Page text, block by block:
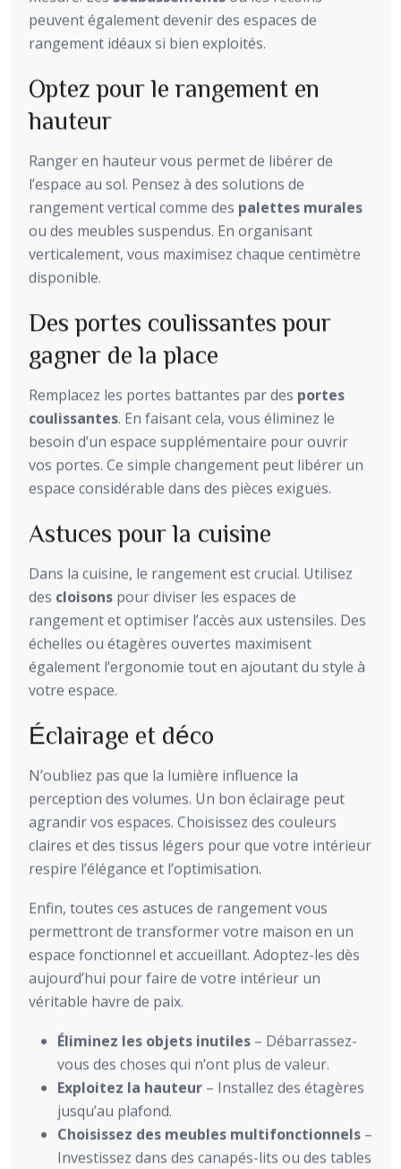
peuvent également devenir des espaces de
rangement idéaux si bien exploités.
Optez pour le rangement en
hauteur
Ranger en hauteur vous permet de libérer de
l’espace au sol. Pensez à des solutions de
rangement vertical comme des palettes murales
ou des meubles suspendus. En organisant
verticalement, vous maximisez chaque centimètre
disponible.
Des portes coulissantes pour
gagner de la place
Remplacez les portes battantes par des portes
coulissantes. En faisant cela, vous éliminez le
besoin d’un espace supplémentaire pour ouvrir
vos portes. Ce simple changement peut libérer un
espace considérable dans des pièces exiguës.
Astuces pour la cuisine
Dans la cuisine, le rangement est crucial. Utilisez
des cloisons pour diviser les espaces de
rangement et optimiser l’accès aux ustensiles. Des
échelles ou étagères ouvertes maximisent
également l’ergonomie tout en ajoutant du style à
votre espace.
Éclairage et déco
N’oubliez pas que la lumière influence la
perception des volumes. Un bon éclairage peut
agrandir vos espaces. Choisissez des couleurs
claires et des tissus légers pour que votre intérieur
respire l’élégance et l’optimisation.
Enfin, toutes ces astuces de rangement vous
permettront de transformer votre maison en un
espace fonctionnel et accueillant. Adoptez-les dès
aujourd’hui pour faire de votre intérieur un
véritable havre de paix.
Éliminez les objets inutiles – Débarrassez-
vous des choses qui n’ont plus de valeur.
Exploitez la hauteur – Installez des étagères
jusqu’au plafond.
Choisissez des meubles multifonctionnels –
Investissez dans des canapés-lits ou des tables